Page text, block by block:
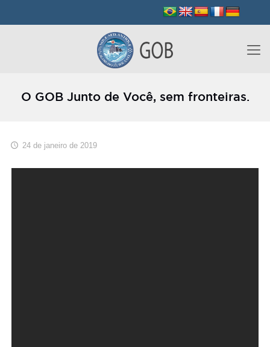
O GOB Junto de Você, sem fronteiras.
24 de janeiro de 2019